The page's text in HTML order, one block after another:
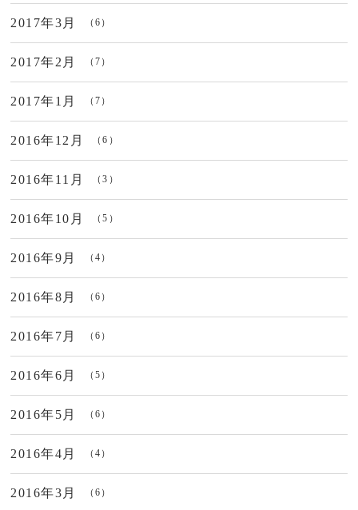
2017年3月 （6）
2017年2月 （7）
2017年1月 （7）
2016年12月 （6）
2016年11月 （3）
2016年10月 （5）
2016年9月 （4）
2016年8月 （6）
2016年7月 （6）
2016年6月 （5）
2016年5月 （6）
2016年4月 （4）
2016年3月 （6）